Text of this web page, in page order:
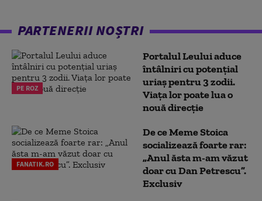
PARTENERII NOȘTRI
PE ROZ
Portalul Leului aduce
întâlniri cu potențial
uriaș pentru 3 zodii.
Viața lor poate lua o
nouă direcție
FANATIK.RO
De ce Meme Stoica
socializează foarte rar:
„Anul ăsta m-am văzut
doar cu Dan Petrescu”.
Exclusiv